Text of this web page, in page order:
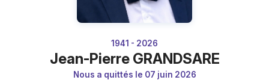
1941 - 2026
Jean-Pierre GRANDSARE
Nous a quittés le 07 juin 2026